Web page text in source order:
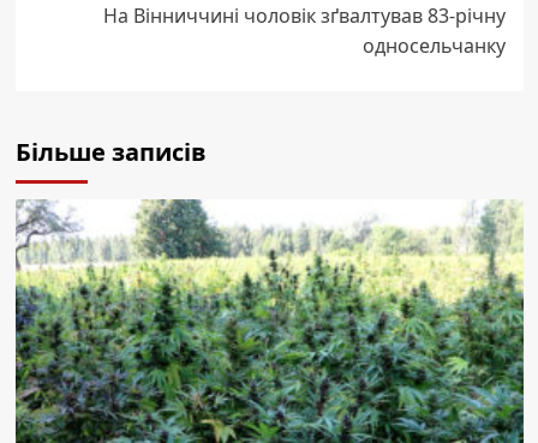
На Вінниччині чоловік зґвалтував 83-річну
односельчанку
Більше записів